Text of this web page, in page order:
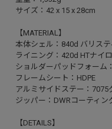
サイズ：42 x 15 x 28cm
【MATERIAL】
本体シェル：840d バリス
ライニング：420d HTナイ
ショルダーパッドフォーム
フレームシート：HDPE
アルミサイドステー：7075
ジッパー：DWRコーティン
【DETAILS】